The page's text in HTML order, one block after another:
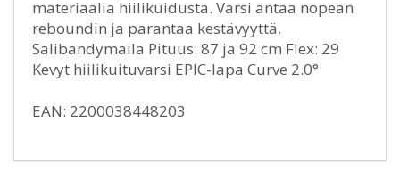
materiaalia hiilikuidusta. Varsi antaa nopean
reboundin ja parantaa kestävyyttä.
Salibandymaila Pituus: 87 ja 92 cm Flex: 29
Kevyt hiilikuituvarsi EPIC-lapa Curve 2.0°
EAN: 2200038448203